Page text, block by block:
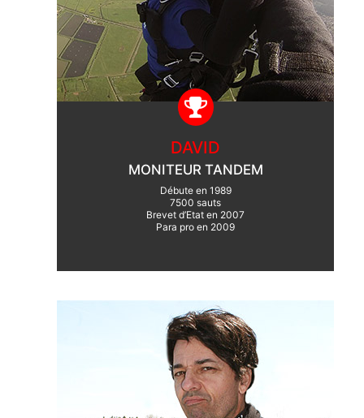
DAVID
MONITEUR TANDEM
Débute en 1989
7500 sauts
Brevet d’Etat en 2007
Para pro en 2009